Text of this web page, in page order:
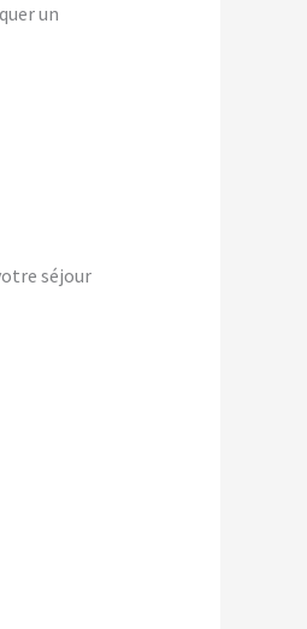
un
séjour